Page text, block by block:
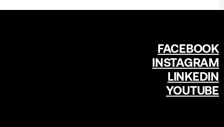
FACEBOOK
INSTAGRAM
LINKEDIN
YOUTUBE